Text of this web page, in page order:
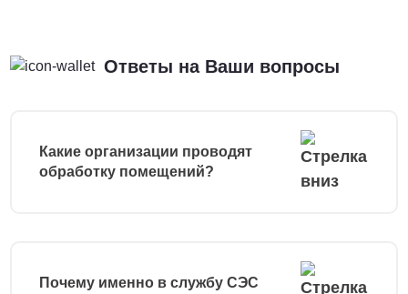
Ответы на Ваши вопросы
Какие организации проводят
обработку помещений?
Почему именно в службу СЭС